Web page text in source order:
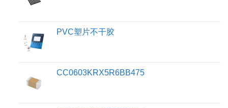
PVC塑片不干胶
CC0603KRX5R6BB475